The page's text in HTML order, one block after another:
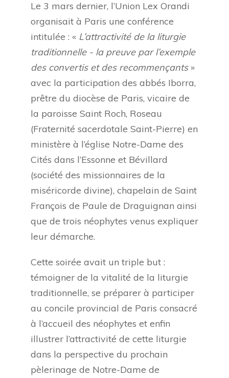
Le 3 mars dernier, l’Union Lex Orandi
organisait à Paris une conférence
intitulée : « L’attractivité de la liturgie
traditionnelle - la preuve par l’exemple
des convertis et des recommençants»
avec la participation des abbés Iborra,
prêtre du diocèse de Paris, vicaire de
la paroisse Saint Roch, Roseau
(Fraternité sacerdotale Saint-Pierre) en
ministère à l’église Notre-Dame des
Cités dans l’Essonne et Bévillard
(société des missionnaires de la
miséricorde divine), chapelain de Saint
François de Paule de Draguignan ainsi
que de trois néophytes venus expliquer
leur démarche.
Cette soirée avait un triple but :
témoigner de la vitalité de la liturgie
traditionnelle, se préparer à participer
au concile provincial de Paris consacré
à l’accueil des néophytes et enfin
illustrer l’attractivité de cette liturgie
dans la perspective du prochain
pèlerinage de Notre-Dame de